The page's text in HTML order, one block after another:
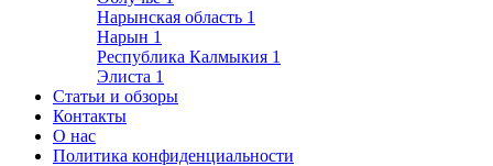
Нарынская область 1
Нарын 1
Республика Калмыкия 1
Элиста 1
Статьи и обзоры
Контакты
О нас
Политика конфиденциальности